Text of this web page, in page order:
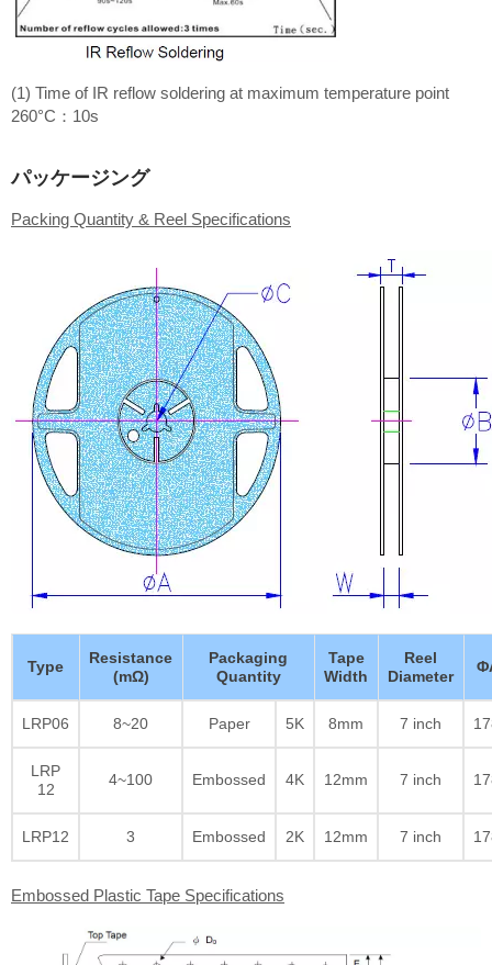
(1) Time of IR reflow soldering at maximum temperature point
260°C：10s
パッケージング
Packing Quantity & Reel Specifications
Type
Resistance
(mΩ)
Packaging
Quantity
Tape
Width
Reel
Diameter
LRP06 8~20 Paper 5K 8mm 7 inch
LRP
12
4~100 Embossed 4K 12mm 7 inch
LRP12 3 Embossed 2K 12mm 7 inch
Embossed Plastic Tape Specifications